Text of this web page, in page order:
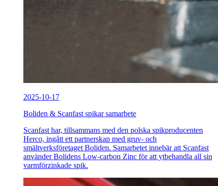
2025-10-17
Boliden & Scanfast spikar samarbete
Scanfast har, tillsammans med den polska spikproducenten
Herco, ingått ett partnerskap med gruv- och
smältverksföretaget Boliden. Samarbetet innebär att Scanfast
använder Bolidens Low-carbon Zinc för att ytbehandla all sin
varmförzinkade spik.